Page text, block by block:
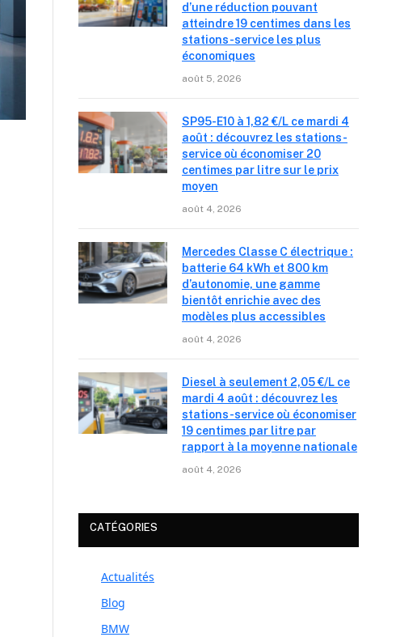
d’une réduction pouvant
atteindre 19 centimes dans les
stations-service les plus
économiques
août 5, 2026
SP95-E10 à 1,82 €/L ce mardi 4
août : découvrez les stations-
service où économiser 20
centimes par litre sur le prix
moyen
août 4, 2026
Mercedes Classe C électrique :
batterie 64 kWh et 800 km
d’autonomie, une gamme
bientôt enrichie avec des
modèles plus accessibles
août 4, 2026
Diesel à seulement 2,05 €/L ce
mardi 4 août : découvrez les
stations-service où économiser
19 centimes par litre par
rapport à la moyenne nationale
août 4, 2026
CATÉGORIES
Actualités
Blog
BMW